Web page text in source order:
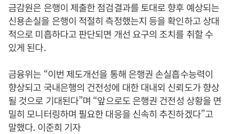
금감원은 은행이 제출한 점검결과를 토대로 향후 예상되는
신용손실을 은행이 적절히 측정했는지 등을 확인하고 상대
적으로 미흡하다고 판단되면 개선 요구의 조치를 취할 수
있게 된다.
금융위는 “이번 제도개선을 통해 은행권 손실흡수능력이
향상되고 국내은행의 건전성에 대한 대내외 신뢰도가 향상
될 것으로 기대된다”며 “앞으로도 은행권 건전성 상황을 면
밀히 모니터링하며 필요한 대응을 신속히 추진하겠다”고
말했다. 이준희 기자